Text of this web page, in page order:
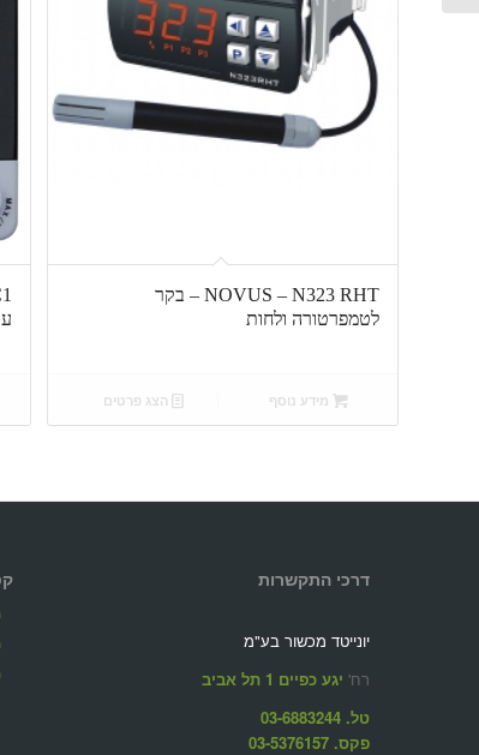
NOVUS – N323 RHT – בקר
לטמפרטורה ולחות
מידע נוסף הצג פרטים
דרכי התקשרות
יונייטד מכשור בע"מ
רח' יגע כפיים 1 תל אביב
טל. 03-6883244
פקס. 03-5376157